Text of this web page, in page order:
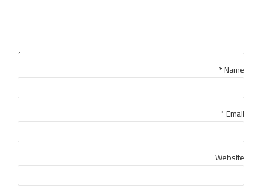
Name *
Email *
Website